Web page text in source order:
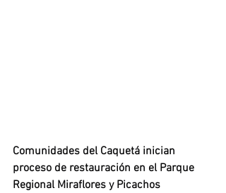
Comunidades del Caquetá inician
proceso de restauración en el Parque
Regional Miraflores y Picachos